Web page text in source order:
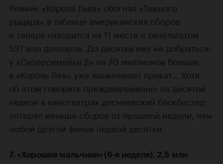
Ремейк «Короля Льва» обогнал «Темного
рыцаря» в таблице американских сборов
и теперь находится на 11 месте с результатом
537 млн долларов. До десятки ему не добраться:
у «Суперсемейки 2» на 70 миллионов больше,
а «Король Лев» уже заканчивает прокат… Хотя
об этом говорить преждевременно: на десятой
неделе в кинотеатрах диснеевский блокбастер
потерял меньше сборов от прошлой недели, чем
любой другой фильм первой десятки.
7. «Хорошие мальчики» (6-я неделя), 2,5 млн